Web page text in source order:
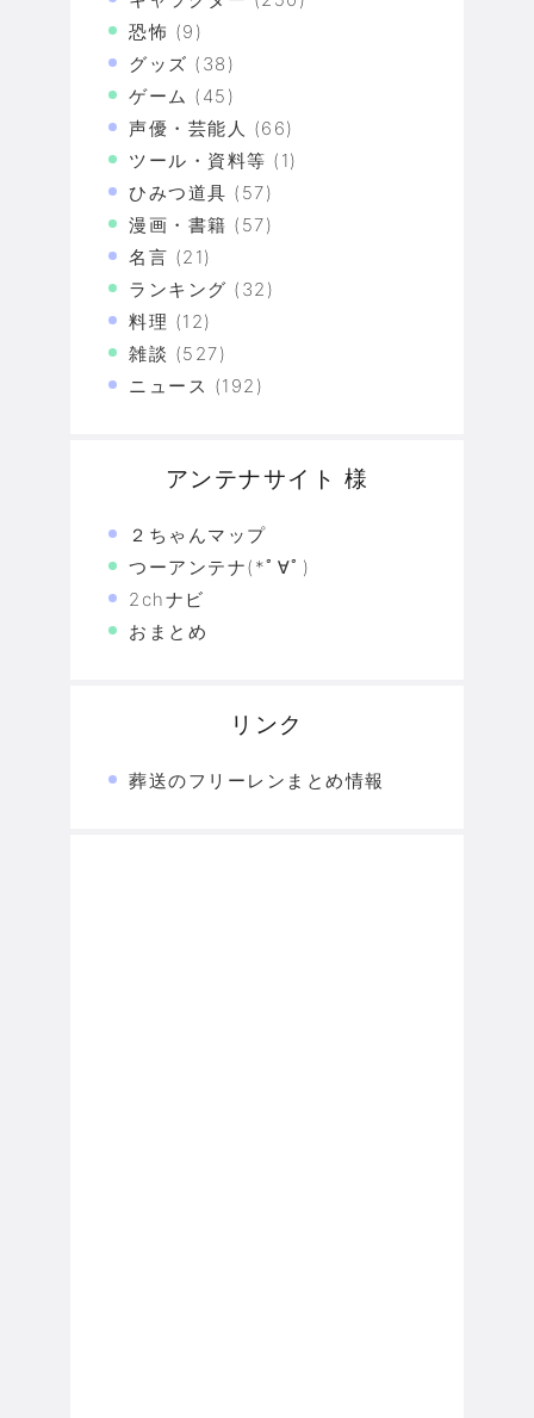
恐怖 (9)
グッズ (38)
ゲーム (45)
声優・芸能人 (66)
ツール・資料等 (1)
ひみつ道具 (57)
漫画・書籍 (57)
名言 (21)
ランキング (32)
料理 (12)
雑談 (527)
ニュース (192)
アンテナサイト 様
２ちゃんマップ
つーアンテナ(*ﾟ∀ﾟ)
2chナビ
おまとめ
リンク
葬送のフリーレンまとめ情報